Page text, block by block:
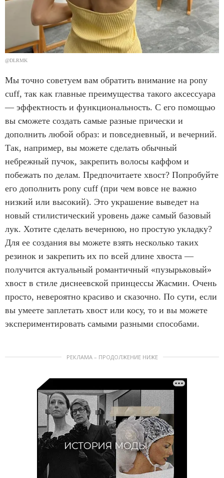
@DLRMK
Мы точно советуем вам обратить внимание на pony
сuff, так как главные преимущества такого аксессуара
— эффектность и функциональность. С его помощью
вы сможете создать самые разные прически и
дополнить любой образ: и повседневный, и вечерний.
Так, например, вы можете сделать обычный
небрежный пучок, закрепить волосы каффом и
побежать по делам. Предпочитаете хвост? Попробуйте
его дополнить pony cuff (при чем вовсе не важно
низкий или высокий). Это украшение выведет на
новый стилистический уровень даже самый базовый
лук. Хотите сделать вечернюю, но простую укладку?
Для ее создания вы можете взять несколько таких
резинок и закрепить их по всей длине хвоста —
получится актуальный романтичный «пузырьковый»
хвост в стиле диснеевской принцессы Жасмин. Очень
просто, невероятно красиво и сказочно. По сути, если
вы умеете заплетать хвост или косу, то и вы можете
экспериментировать самыми разными способами.
РЕКЛАМА – ПРОДОЛЖЕНИЕ НИЖЕ